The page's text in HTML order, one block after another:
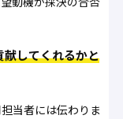
してくれるかと
当者には伝わりま